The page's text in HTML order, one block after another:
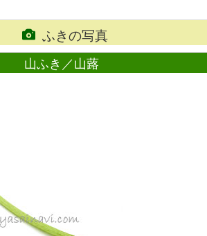
ふきの写真
山ふき／山蕗